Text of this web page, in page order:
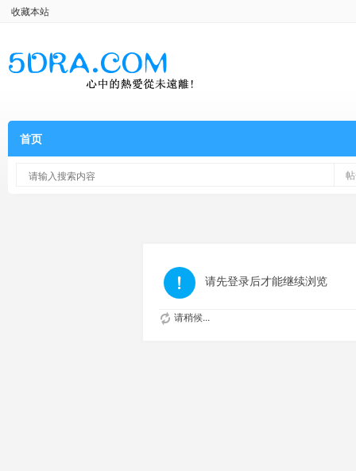
收藏本站
首页
请先登录后才能继续浏览
请稍候...